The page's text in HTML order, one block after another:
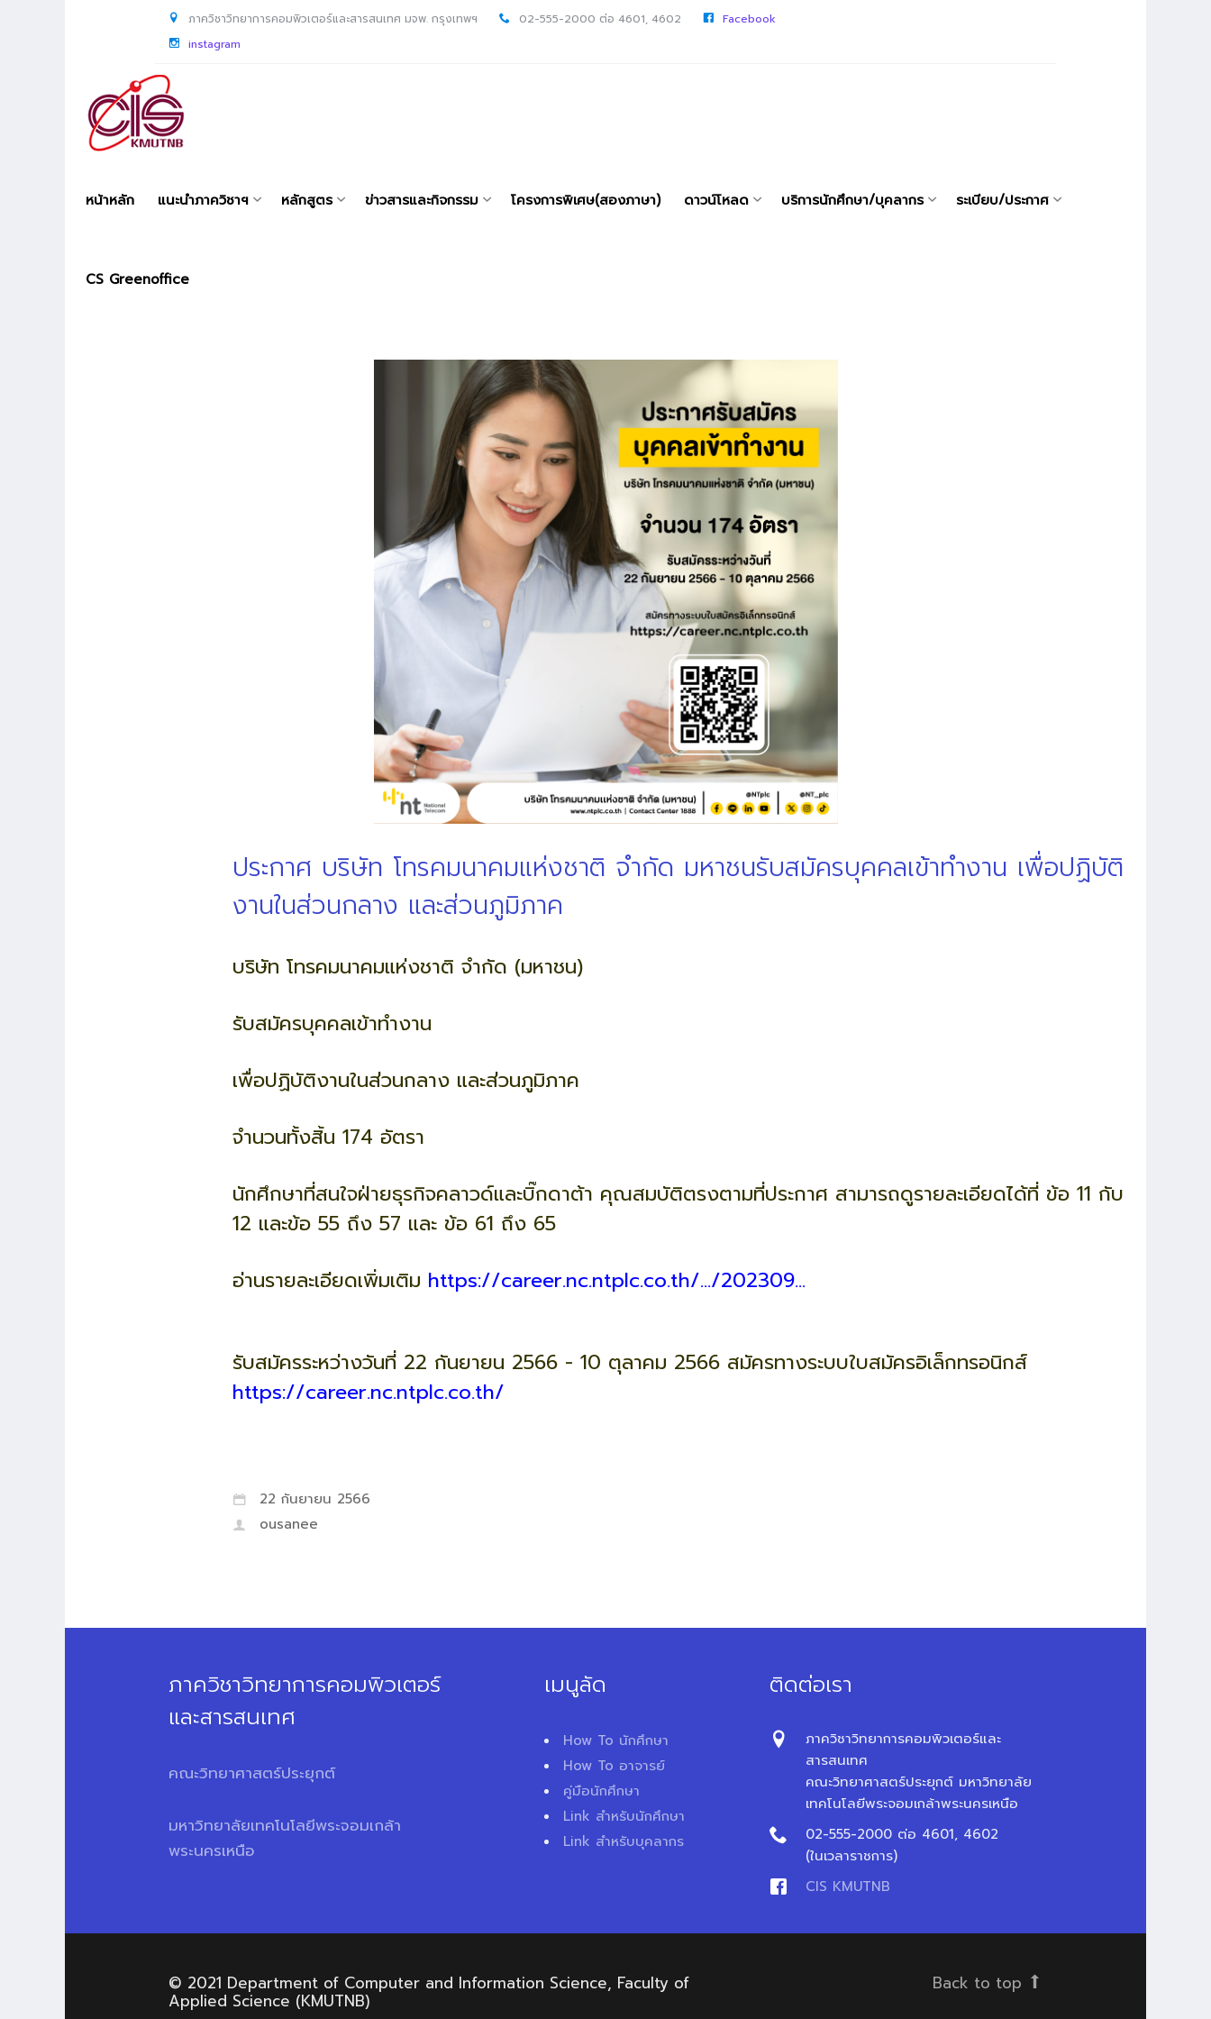
ภาควิชาวิทยาการคอมพิวเตอร์และสารสนเทศ มจพ. กรุงเทพฯ 02-555-2000 ต่อ 4601, 4602
Facebook
instagram
หน้าหลัก แนะนำภาควิชาฯ หลักสูตร ข่าวสารและกิจกรรม โครงการพิเศษ(สองภาษา) ดาวน์โหลด บริการนักศึกษา/บุคลากร ระเบียบ/ประกาศ
CS Greenoffice
ประกาศ บริษัท โทรคมนาคมแห่งชาติ จำกัด มหาชนรับสมัครบุคคลเข้าทำงาน เพื่อปฏิบัติ
งานในส่วนกลาง และส่วนภูมิภาค
บริษัท โทรคมนาคมแห่งชาติ จำกัด (มหาชน)
รับสมัครบุคคลเข้าทำงาน
เพื่อปฏิบัติงานในส่วนกลาง และส่วนภูมิภาค
จำนวนทั้งสิ้น 174 อัตรา
นักศึกษาที่สนใจฝ่ายธุรกิจคลาวด์และบิ๊กดาต้า คุณสมบัติตรงตามที่ประกาศ สามารถดูรายละเอียดได้ที่ ข้อ 11 กับ
12 และข้อ 55 ถึง 57 และ ข้อ 61 ถึง 65
อ่านรายละเอียดเพิ่มเติม https://career.nc.ntplc.co.th/.../202309...
รับสมัครระหว่างวันที่ 22 กันยายน 2566 - 10 ตุลาคม 2566 สมัครทางระบบใบสมัครอิเล็กทรอนิกส์
https://career.nc.ntplc.co.th/
22 กันยายน 2566
ousanee
ภาควิชาวิทยาการคอมพิวเตอร์
และสารสนเทศ
คณะวิทยาศาสตร์ประยุกต์
มหาวิทยาลัยเทคโนโลยีพระจอมเกล้า
พระนครเหนือ
เมนูลัด
How To นักศึกษา
How To อาจารย์
คู่มือนักศึกษา
Link สำหรับนักศึกษา
Link สำหรับบุคลากร
ติดต่อเรา
ภาควิชาวิทยาการคอมพิวเตอร์และ
สารสนเทศ
คณะวิทยาศาสตร์ประยุกต์ มหาวิทยาลัย
เทคโนโลยีพระจอมเกล้าพระนครเหนือ
02-555-2000 ต่อ 4601, 4602
(ในเวลาราชการ)
CIS KMUTNB
© 2021 Department of Computer and Information Science, Faculty of
Applied Science (KMUTNB)
Back to top